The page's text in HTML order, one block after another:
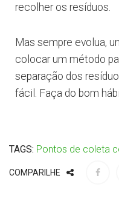
recolher os resíduos.
Mas sempre evolua,
colocar um método
separação dos
fácil. Faça do bom
TAGS: Pontos de coleta
COMPARILHE